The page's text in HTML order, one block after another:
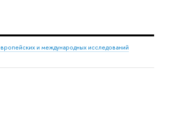
и международных исследований